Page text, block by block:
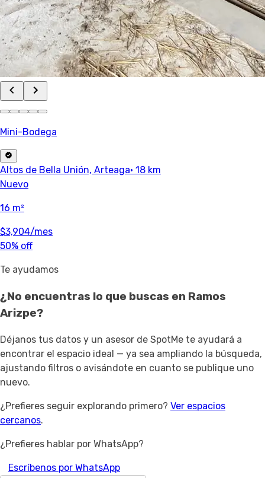
Mini-Bodega
Altos de Bella Unión, Arteaga· 18 km
Nuevo
16 m²
$3,904/mes
50% off
Te ayudamos
¿No encuentras lo que buscas en Ramos
Arizpe?
Déjanos tus datos y un asesor de SpotMe te ayudará a
encontrar el espacio ideal — ya sea ampliando la búsqueda,
ajustando filtros o avisándote en cuanto se publique uno
nuevo.
¿Prefieres seguir explorando primero? Ver espacios
cercanos.
¿Prefieres hablar por WhatsApp?
Escríbenos por WhatsApp